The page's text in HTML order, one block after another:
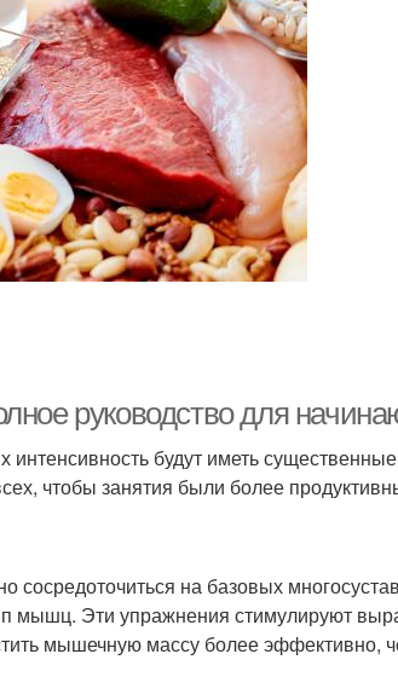
руководство для
будут иметь
чтобы занятия были более
на базовых
мышц. Эти упражнения стимулируют
мышечную массу более эффективно,